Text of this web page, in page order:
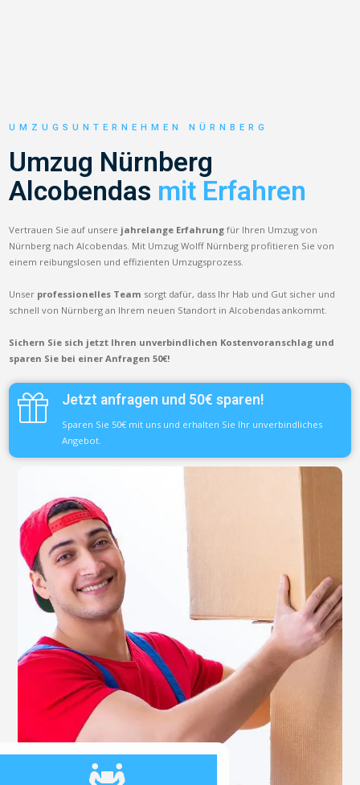
UMZUGSUNTERNEHMEN NÜRNBERG
Umzug Nürnberg
Alcobendas mit Erfahren
Vertrauen Sie auf unsere jahrelange Erfahrung für Ihren Umzug von
Nürnberg nach Alcobendas. Mit Umzug Wolff Nürnberg profitieren Sie von
einem reibungslosen und effizienten Umzugsprozess.
Unser professionelles Team sorgt dafür, dass Ihr Hab und Gut sicher und
schnell von Nürnberg an Ihrem neuen Standort in Alcobendas ankommt.
Sichern Sie sich jetzt Ihren unverbindlichen Kostenvoranschlag und
sparen Sie bei einer Anfragen 50€!
Jetzt anfragen und 50€ sparen!
Sparen Sie 50€ mit uns und erhalten Sie Ihr unverbindliches
Angebot.